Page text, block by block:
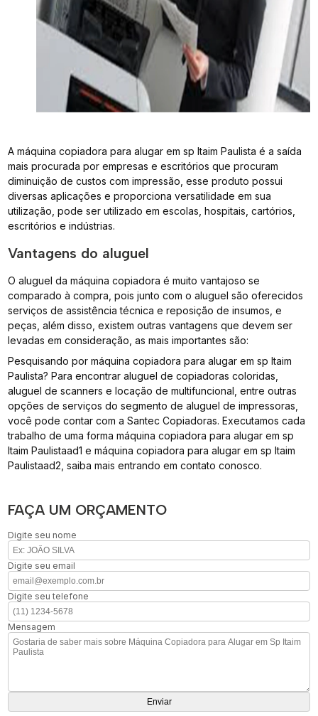
A máquina copiadora para alugar em sp Itaim Paulista é a saída
mais procurada por empresas e escritórios que procuram
diminuição de custos com impressão, esse produto possui
diversas aplicações e proporciona versatilidade em sua
utilização, pode ser utilizado em escolas, hospitais, cartórios,
escritórios e indústrias.
Vantagens do aluguel
O aluguel da máquina copiadora é muito vantajoso se
comparado à compra, pois junto com o aluguel são oferecidos
serviços de assistência técnica e reposição de insumos, e
peças, além disso, existem outras vantagens que devem ser
levadas em consideração, as mais importantes são:
Pesquisando por máquina copiadora para alugar em sp Itaim
Paulista? Para encontrar aluguel de copiadoras coloridas,
aluguel de scanners e locação de multifuncional, entre outras
opções de serviços do segmento de aluguel de impressoras,
você pode contar com a Santec Copiadoras. Executamos cada
trabalho de uma forma máquina copiadora para alugar em sp
Itaim Paulistaad1 e máquina copiadora para alugar em sp Itaim
Paulistaad2, saiba mais entrando em contato conosco.
FAÇA UM ORÇAMENTO
Digite seu nome
Digite seu email
Digite seu telefone
Mensagem